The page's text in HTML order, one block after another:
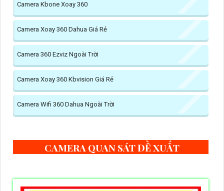
Camera Kbone Xoay 360
Camera Xoay 360 Dahua Giá Rẻ
Camera 360 Ezviz Ngoài Trời
Camera Xoay 360 Kbvision Giá Rẻ
Camera Wifi 360 Dahua Ngoài Trời
CAMERA QUAN SÁT ĐỀ XUẤT